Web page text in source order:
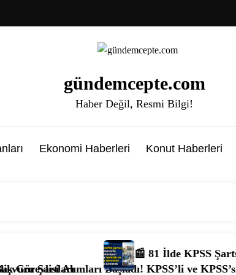
gündemcepte.com
Haber Değil, Resmi Bilgi!
Ekonomi Haberleri Konut Haberleri
KPSS’li ve KPSS’siz Yeni İlanlar
📰 81 İlde KPSS Şartsız 100 Bin